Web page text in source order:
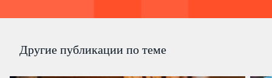
Другие публикации по теме